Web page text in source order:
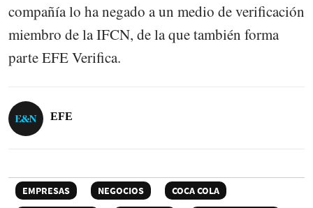
compañía lo ha negado a un medio de verificación
miembro de la IFCN, de la que también forma
parte EFE Verifica.
EFE
EMPRESAS NEGOCIOS
COCA COLA